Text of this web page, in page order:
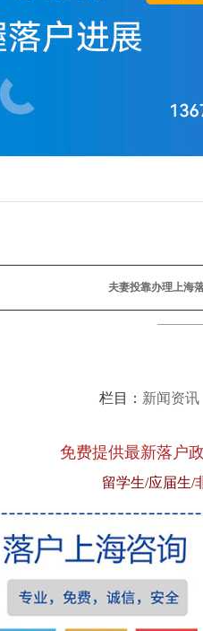
夫妻投靠办理上海
栏目： 新闻资讯
免费提供最新落户
留学生/应届生/